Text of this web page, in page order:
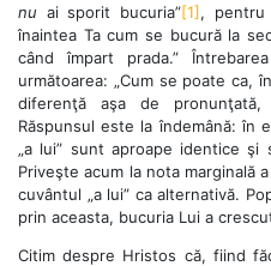
nu ai sporit bucuria”[1], pentru
înaintea Ta cum se bucură la
când împart prada.”
următoarea: „Cum se poate ca,
diferenţă aşa de
Răspunsul este la îndemână: în
„a lui” sunt aproape identice
Priveşte acum la nota marginală
cuvântul „a lui” ca alternativă.
prin aceasta, bucuria Lui a
Citim despre Hristos că, fiind